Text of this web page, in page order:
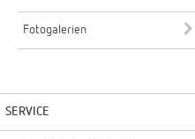
Fotogalerien
SERVICE